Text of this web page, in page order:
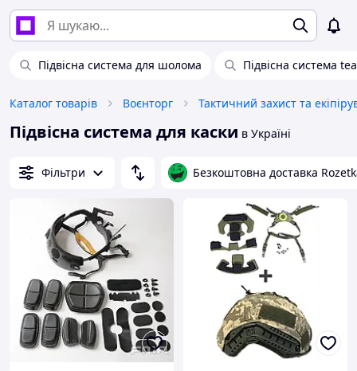
Підвісна система для шолома Підвісна система
Каталог товарів Воєнторг Тактичний захист та
Підвісна система для каски в Україні
Фільтри Безкоштовна доставка